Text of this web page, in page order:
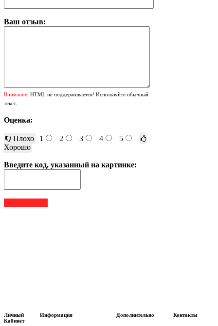
Ваш отзыв:
Внимание: HTML не поддерживается! Используйте обычный
текст.
Оценка:
Плохо 1 2 3 4
5
Хорошо
Введите код, указанный на картинке:
Личный
Кабинет
Информация Дополнительно Контакты